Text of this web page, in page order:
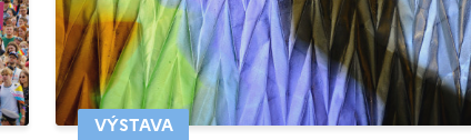
VÝSTAVA